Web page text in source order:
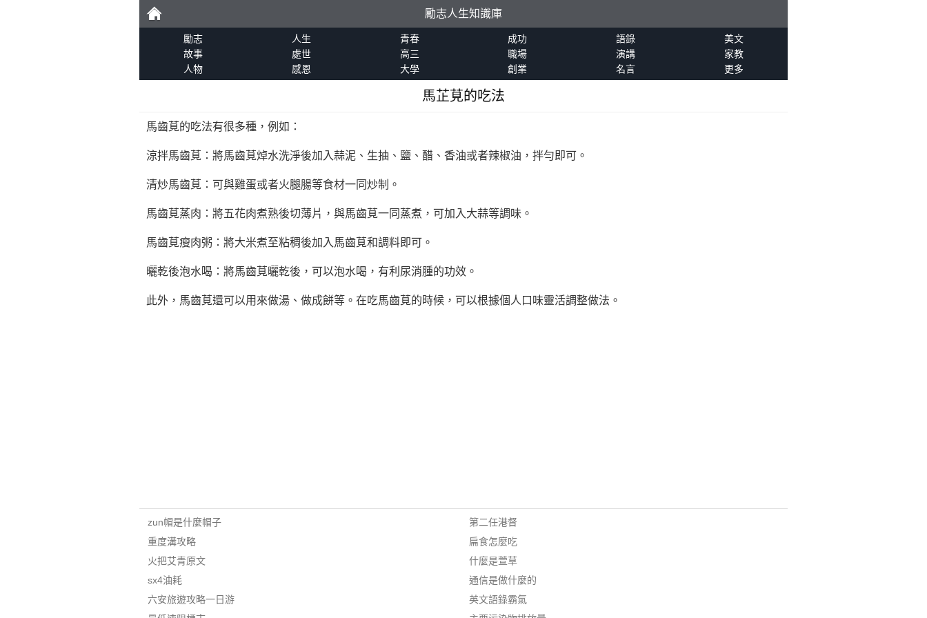
勵
勵志人生知識庫
勵志 人生 青春 成功 語錄
美文
故事
處世 高三 職場 演講
家教
人物
感恩 大學 創業 名言 更多
馬芷莧的吃法
馬齒莧的吃法有很多種，例如：
涼拌馬齒莧：將馬齒莧焯水洗淨後加入蒜泥、生抽、鹽、醋、香油或者辣椒油，拌勻即可。
清炒馬齒莧：可與雞蛋或者火腿腸等食材一同炒制。
馬齒莧蒸肉：將五花肉煮熟後切薄片，與馬齒莧一同蒸煮，可加入大蒜等調味。
馬齒莧瘦肉粥：將大米煮至粘稠後加入馬齒莧和調料即可。
曬乾後泡水喝：將馬齒莧曬乾後，可以泡水喝，有利尿消腫的功效。
此外，馬齒莧還可以用來做湯、做成餅等。在吃馬齒莧的時候，可以根據個人口味靈活調整做法。
zun帽是什麼帽子
重度溝攻略
火把艾青原文
sx4油耗
六安旅遊攻略一日游
第二任港督
扁食怎麼吃
什麼是萱草
通信是做什麼的
英文語錄霸氣